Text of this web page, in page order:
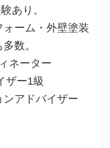
あり。
ォーム・外壁塗装
数。
ネーター
ザー1級
ンアドバイザー